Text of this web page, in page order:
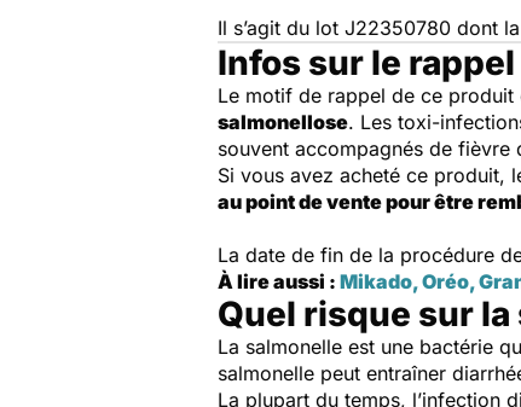
Il s’agit du lot J22350780 dont
Infos sur le rappel
Le motif de rappel de ce produit
salmonellose. Les toxi-
souvent accompagnés de fièvre
Si vous avez acheté ce produit,
au point de vente pour être
La date de fin de la procédure
À lire aussi : Mikado, Oréo,
Quel risque sur la
La salmonelle est une bactérie
salmonelle peut entraîner
La plupart du temps, l’infection